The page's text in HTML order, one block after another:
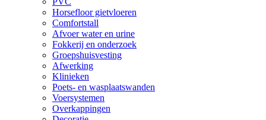
Horsefloor gietvloeren
Comfortstall
Afvoer water en urine
Fokkerij en onderzoek
Groepshuisvesting
Afwerking
Klinieken
Poets- en wasplaatswanden
Voersystemen
Overkappingen